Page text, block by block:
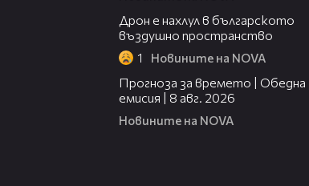
Дрон е нахлул в българското
въздушно пространство
1 Новините на NOVA
Прогноза за времето | Обедна
емисия | 8 авг. 2026
Новините на NOVA